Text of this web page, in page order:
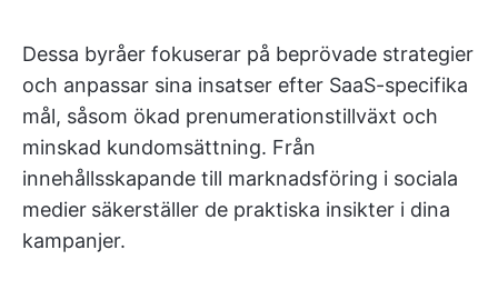
Dessa byråer fokuserar på beprövade strategier
och anpassar sina insatser efter SaaS-specifika
mål, såsom ökad prenumerationstillväxt och
minskad kundomsättning. Från
innehållsskapande till marknadsföring i sociala
medier säkerställer de praktiska insikter i dina
kampanjer.